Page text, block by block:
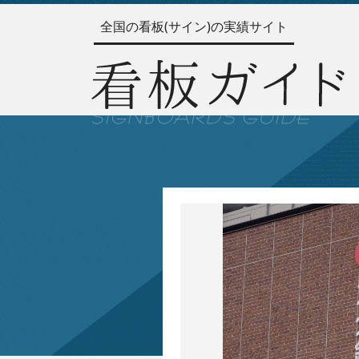
全国の看板(サイン)の実績サイト